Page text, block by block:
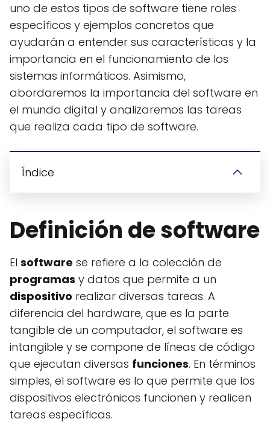
uno de estos tipos de software tiene roles
específicos y ejemplos concretos que
ayudarán a entender sus características y la
importancia en el funcionamiento de los
sistemas informáticos. Asimismo,
abordaremos la importancia del software en
el mundo digital y analizaremos las tareas
que realiza cada tipo de software.
Índice
Definición de software
El software se refiere a la colección de
programas y datos que permite a un
dispositivo realizar diversas tareas. A
diferencia del hardware, que es la parte
tangible de un computador, el software es
intangible y se compone de líneas de código
que ejecutan diversas funciones. En términos
simples, el software es lo que permite que los
dispositivos electrónicos funcionen y realicen
tareas específicas.